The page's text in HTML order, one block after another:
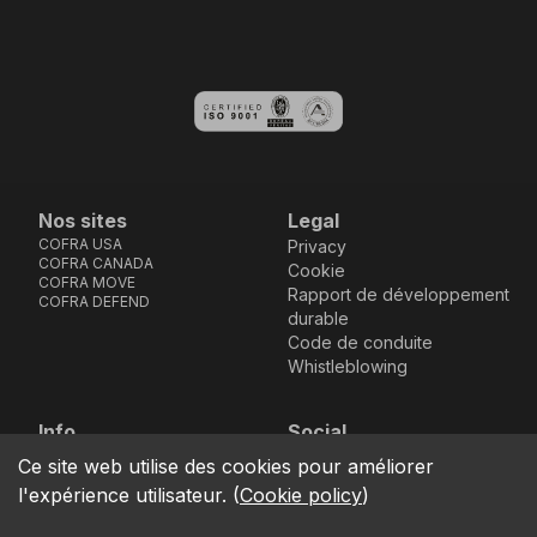
Nos sites
COFRA USA
COFRA CANADA
COFRA MOVE
COFRA DEFEND
Legal
Privacy
Cookie
Rapport de développement
durable
Code de conduite
Whistleblowing
Info
location_on
Via dell’Euro 53-57-59,
76121 Barletta - BT -
ITALIA
Social
Facebook
Instagram
Youtube
LinkedIn
Ce site web utilise des cookies pour améliorer
l'expérience utilisateur. (Cookie policy)